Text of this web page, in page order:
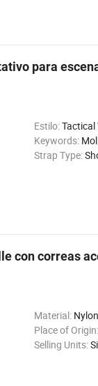
para
Estilo:Tactical
Keywords:
Strap Type:
con correas
Material: Nylon
Place of Origin:
Selling Units: